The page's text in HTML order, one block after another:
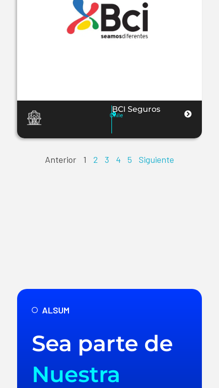
BCI Seguros
Chile
Anterior 1 2 3 4 5 Siguiente
ALSUM
Sea parte de
Nuestra